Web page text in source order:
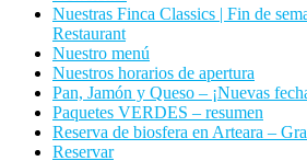
Nuestras Finca Classics | Fin de
Restaurant
Nuestro menú
Nuestros horarios de apertura
Pan, Jamón y Queso – ¡Nuevas
Paquetes VERDES – resumen
Reserva de biosfera en Arteara –
Reservar